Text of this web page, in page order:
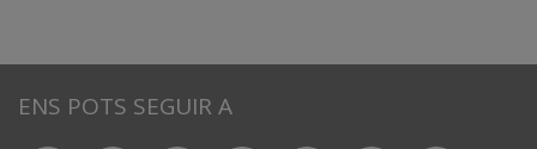
ENS POTS SEGUIR A